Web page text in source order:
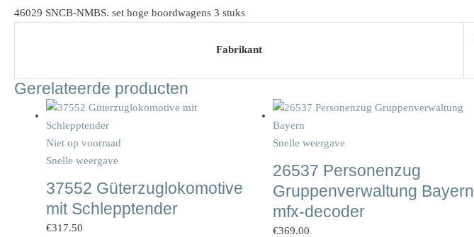
46029 SNCB-NMBS. set hoge boordwagens 3 stuks
Fabrikant
Gerelateerde producten
Niet op voorraad
Snelle weergave
37552 Güterzuglokomotive
mit Schlepptender
€317.50
Snelle weergave
26537 Personenzug
Gruppenverwaltung Bayern
mfx-decoder
€369.00